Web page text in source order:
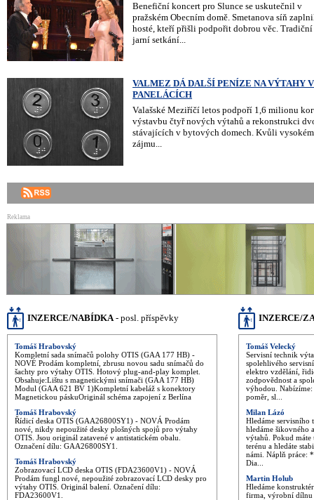
Benefiční koncert pro Slunce se uskutečnil v
pražském Obecním domě. Smetanova síň
hosté, kteří přišli podpořit dobrou věc. Tradiční
jarní setkání...
VALMEZ DÁ DALŠÍ PENÍZE NA VÝTAHY V
PANELÁCÍCH
Valašské Meziříčí letos podpoří 1,6 milionu
výstavbu čtyř nových výtahů a rekonstrukci
stávajících v bytových domech. Kvůli
zájmu...
Reklama
INZERCE/NABÍDKA - posl. příspěvky
Tomáš Hrabovský
Kompletní sada snímačů polohy OTIS (GAA 177 HB) -
NOVÉ Prodám kompletní, zbrusu novou sadu snímačů do
šachty pro výtahy OTIS. Hotový plug-and-play komplet.
Obsahuje: ​Lištu s magnetickými snímači (GAA 177 HB) ​
Modul (GAA 621 BV 1) ​Kompletní kabeláž s konektory ​
Magnetickou pásku ​Originál schéma zapojení z Berlína
Tomáš Hrabovský
Řídicí deska OTIS (GAA26800SY1) - NOVÁ Prodám
nové, nikdy nepoužité desky plošných spojů pro výtahy
OTIS. Jsou originál zatavené v antistatickém obalu.
Označení dílu: GAA26800SY1.
Tomáš Hrabovský
Zobrazovací LCD deska OTIS (FDA23600V1) - NOVÁ
Prodám fungl nové, nepoužité zobrazovací LCD desky pro
výtahy OTIS. Originál balení. Označení dílu:
FDA23600V1.
INZERCE/
Tomáš Velecký
Servisní technik
spolehlivého
elektro vzdělání,
zodpovědnost a
výhodou. Nabízíme:
poměr, sl...
Milan Lázó
Hledáme servisního
hledáme šikovného
výtahů. Pokud máte
terénu a hledáte
námi. Náplň práce:
Dia...
Martin Holub
Hledáme
firma, výrobní dílnu